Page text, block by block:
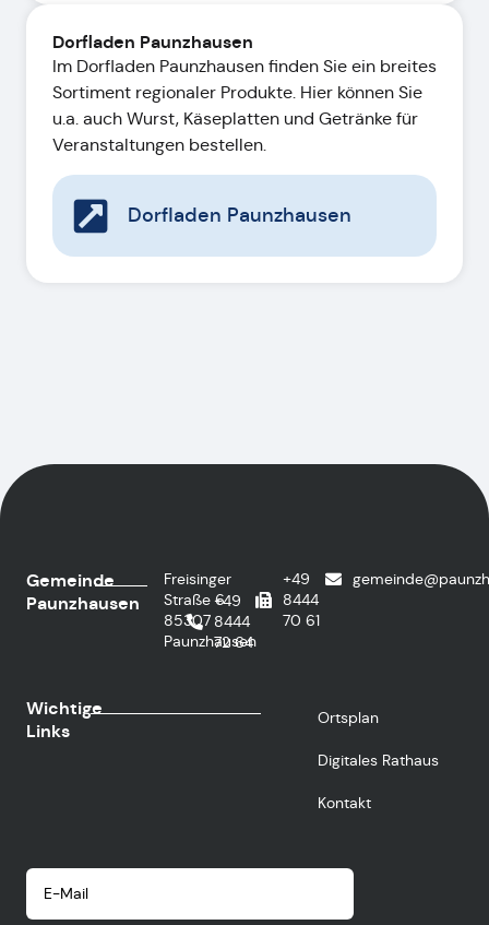
Dorfladen Paunzhausen
Im Dorfladen Paunzhausen finden Sie ein breites
Sortiment regionaler Produkte. Hier können Sie
u.a. auch Wurst, Käseplatten und Getränke für
Veranstaltungen bestellen.
Dorfladen Paunzhausen
Gemeinde
Paunzhausen
Freisinger
Straße 6
85307
Paunzhausen
+49
8444
72 64
+49
8444
70 61
Wichtige
Links
Ortsplan
Digitales Rathaus
Kontakt